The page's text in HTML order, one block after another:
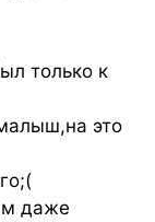
только к
это
даже